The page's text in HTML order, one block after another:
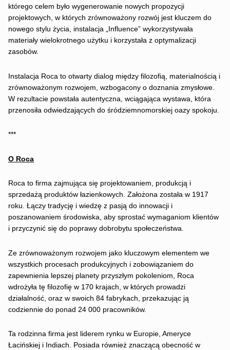
którego celem było wygenerowanie nowych propozycji
projektowych, w których zrównoważony rozwój jest kluczem do
nowego stylu życia, instalacja „Influence” wykorzystywała
materiały wielokrotnego użytku i korzystała z optymalizacji
zasobów.
Instalacja Roca to otwarty dialog między filozofią, materialnością i
zrównoważonym rozwojem, wzbogacony o doznania zmysłowe.
W rezultacie powstała autentyczna, wciągająca wystawa, która
przenosiła odwiedzających do śródziemnomorskiej oazy spokoju.
***
O Roca
Roca to firma zajmująca się projektowaniem, produkcją i
sprzedażą produktów łazienkowych. Założona została w 1917
roku. Łączy tradycję i wiedzę z pasją do innowacji i
poszanowaniem środowiska, aby sprostać wymaganiom klientów
i przyczynić się do poprawy dobrobytu społeczeństwa.
Ze zrównoważonym rozwojem jako kluczowym elementem we
wszystkich procesach produkcyjnych i zobowiązaniem do
zapewnienia lepszej planety przyszłym pokoleniom, Roca
wdrożyła tę filozofię w 170 krajach, w których prowadzi
działalność, oraz w swoich 84 fabrykach, przekazując ją
codziennie do ponad 24 000 pracowników.
Ta rodzinna firma jest liderem rynku w Europie, Ameryce
Łacińskiej i Indiach. Posiada również znaczącą obecność w